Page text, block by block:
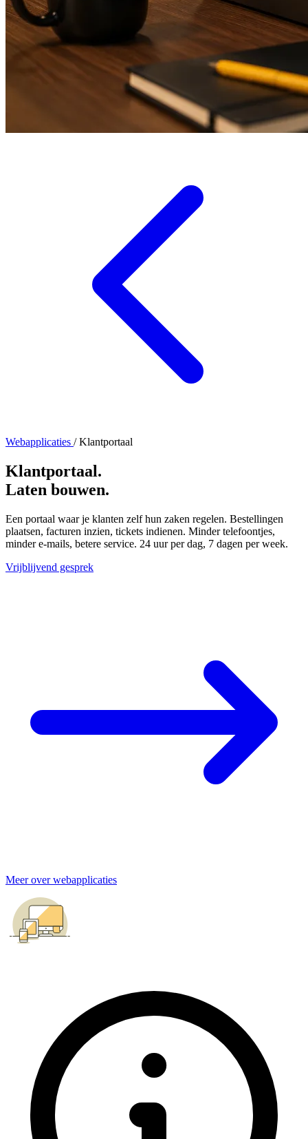
Webapplicaties / Klantportaal
Klantportaal.
Laten bouwen.
Een portaal waar je klanten zelf hun zaken regelen. Bestellingen
plaatsen, facturen inzien, tickets indienen. Minder telefoontjes,
minder e-mails, betere service. 24 uur per dag, 7 dagen per week.
Vrijblijvend gesprek
Meer over webapplicaties